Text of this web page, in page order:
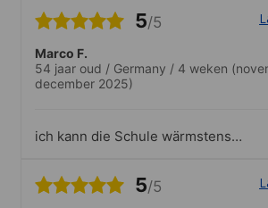
5/5
Marco F.
54 jaar oud / Germany / 4 weken
december 2025)
ich kann die Schule wärmstens
Freizeitangebote der Sprachschule
5/5